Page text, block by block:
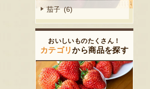
茄子 (6)
おいしいものたくさん！
カテゴリから商品を探す